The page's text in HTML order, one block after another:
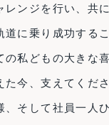
レンジを行い、共
道に乗り成功する
の私どもの大きな
た今、支えてくだ
、そして社員一人